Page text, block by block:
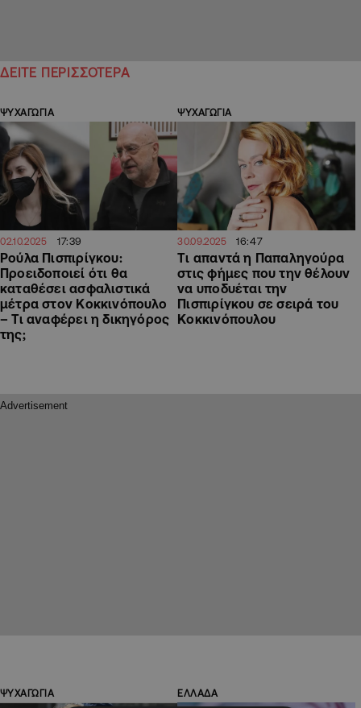
ΔΕΙΤΕ ΠΕΡΙΣΣΟΤΕΡΑ
ΨΥΧΑΓΩΓΙΑ
02.10.2025 17:39
Ρούλα Πισπιρίγκου:
Προειδοποιεί ότι θα
καταθέσει ασφαλιστικά
μέτρα στον Κοκκινόπουλο
– Τι αναφέρει η δικηγόρος
της;
ΨΥΧΑΓΩΓΙΑ
30.09.2025 16:47
Tι απαντά η Παπαληγούρα
στις φήμες που την θέλουν
να υποδυέται την
Πισπιρίγκου σε σειρά του
Κοκκινόπουλου
ΨΥΧΑΓΩΓΙΑ ΕΛΛΑΔΑ